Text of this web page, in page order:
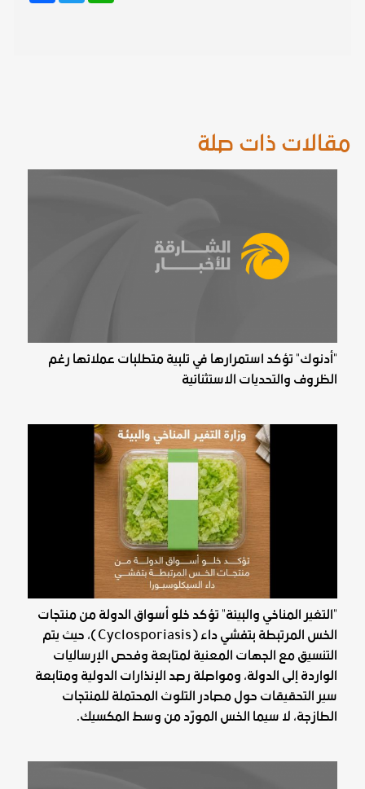
مقالات ذات صلة
"أدنوك" تؤكد استمرارها في تلبية متطلبات عملائها رغم
الظروف والتحديات الاستثنائية
"التغير المناخي والبيئة" تؤكد خلو أسواق الدولة من منتجات
الخس المرتبطة بتفشي داء (Cyclosporiasis)، حيث يتم
التنسيق مع الجهات المعنية لمتابعة وفحص الإرساليات
الواردة إلى الدولة، ومواصلة رصد الإنذارات الدولية ومتابعة
سير التحقيقات حول مصادر التلوث المحتملة للمنتجات
الطازجة، لا سيما الخس المورّد من وسط المكسيك.